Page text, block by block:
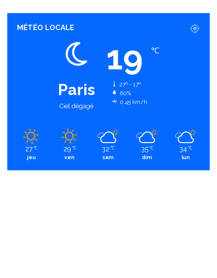
MÉTÉO LOCALE
Paris
Ciel dégagé
19 ℃
27º - 17º
60%
0.45 km/h
27 ℃
jeu
29 ℃
ven
32 ℃
sam
35 ℃
dim
34 ℃
lun